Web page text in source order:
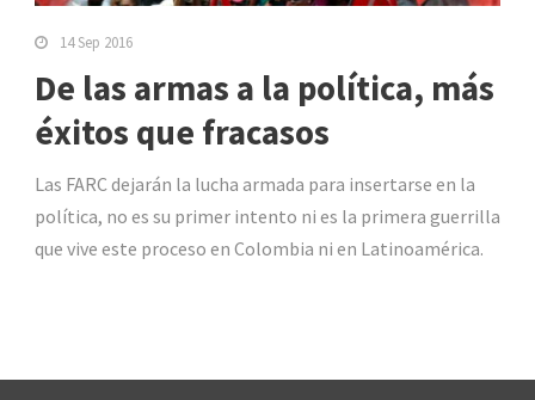
14 Sep 2016
De las armas a la política, más
éxitos que fracasos
Las FARC dejarán la lucha armada para insertarse en la
política, no es su primer intento ni es la primera guerrilla
que vive este proceso en Colombia ni en Latinoamérica.